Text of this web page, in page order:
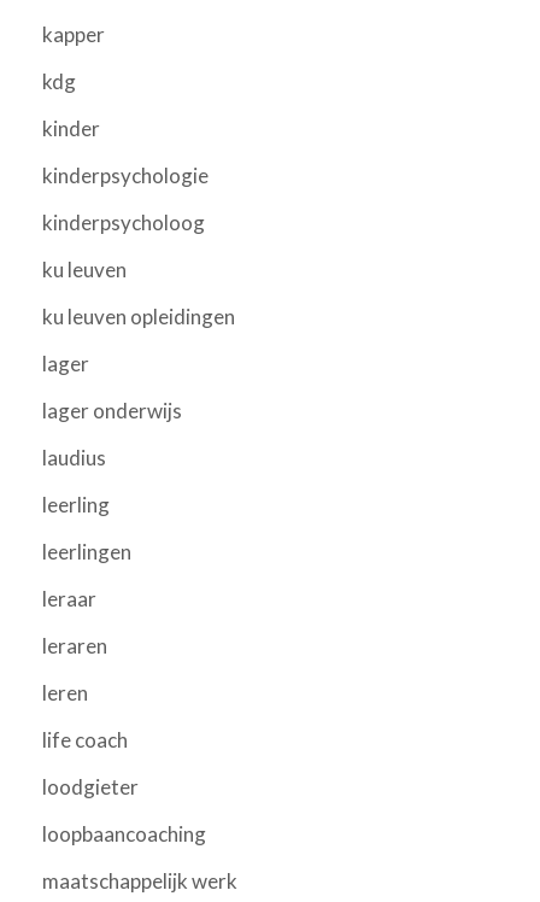
kapper
kdg
kinder
kinderpsychologie
kinderpsycholoog
ku leuven
ku leuven opleidingen
lager
lager onderwijs
laudius
leerling
leerlingen
leraar
leraren
leren
life coach
loodgieter
loopbaancoaching
maatschappelijk werk